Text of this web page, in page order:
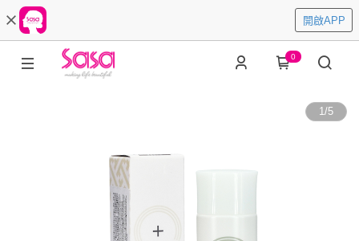
開啟APP
0
1/5